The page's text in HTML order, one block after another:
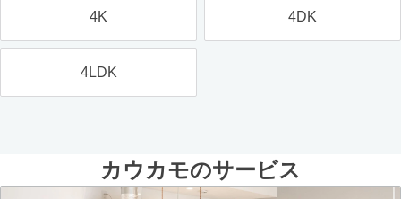
4K 4DK
4LDK
カウカモのサービス